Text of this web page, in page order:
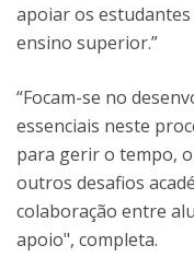
apoiar os
ensino superior.”
“Focam-se no
essenciais neste
para gerir o tempo,
outros desafios
colaboração entre
apoio", completa.